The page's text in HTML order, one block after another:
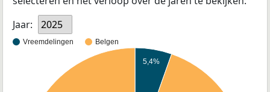
Jaar:
2025
Vreemdelingen Belgen
5,4%